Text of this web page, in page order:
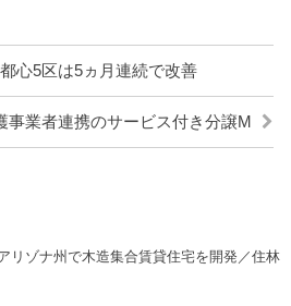
心5区は5ヵ月連続で改善
事業者連携のサービス付き分譲M
リゾナ州で木造集合賃貸住宅を開発／住林